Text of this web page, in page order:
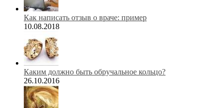
Как написать отзыв о враче: пример
10.08.2018
Каким должно быть обручальное кольцо?
26.10.2016